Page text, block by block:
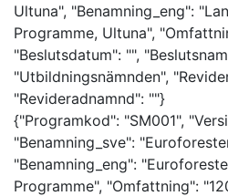
Ultuna", "Benamning_eng":
Programme, Ultuna",
"Beslutsdatum": "",
"Utbildningsnämnden",
"Revideradnamnd": ""}
{"Programkod": "SM001",
"Benamning_sve":
"Benamning_eng":
Programme", "Omfattning":